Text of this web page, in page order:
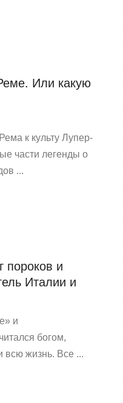
Или какую
к куль­ту Лупер­
части леген­ды о
...
пороков и
Италии и
и
богом,
всю жизнь. Все ...